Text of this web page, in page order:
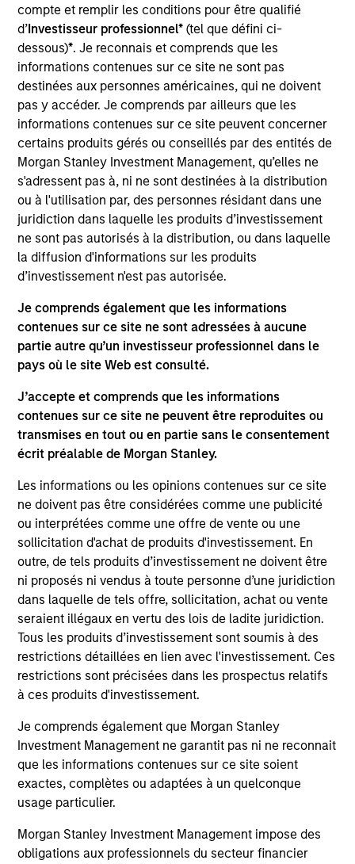
compte et remplir les conditions pour être qualifié
d’Investisseur professionnel*(tel que défini ci-
dessous)*. Je reconnais et comprends que les
informations contenues sur ce site ne sont pas
destinées aux personnes américaines, qui ne doivent
pas y accéder. Je comprends par ailleurs que les
informations contenues sur ce site peuvent concerner
certains produits gérés ou conseillés par des entités de
Morgan Stanley Investment Management, qu’elles ne
s'adressent pas à, ni ne sont destinées à la distribution
ou à l'utilisation par, des personnes résidant dans une
juridiction dans laquelle les produits d’investissement
ne sont pas autorisés à la distribution, ou dans laquelle
la diffusion d'informations sur les produits
d’investissement n'est pas autorisée.
Je comprends également que les informations
contenues sur ce site ne sont adressées à aucune
partie autre qu’un investisseur professionnel dans le
pays où le site Web est consulté.
J’accepte et comprends que les informations
contenues sur ce site ne peuvent être reproduites ou
transmises en tout ou en partie sans le consentement
écrit préalable de Morgan Stanley.
Les informations ou les opinions contenues sur ce site
ne doivent pas être considérées comme une publicité
ou interprétées comme une offre de vente ou une
sollicitation d'achat de produits d'investissement. En
outre, de tels produits d’investissement ne doivent être
ni proposés ni vendus à toute personne d’une juridiction
dans laquelle de tels offre, sollicitation, achat ou vente
seraient illégaux en vertu des lois de ladite juridiction.
Tous les produits d’investissement sont soumis à des
restrictions détaillées en lien avec l'investissement. Ces
restrictions sont précisées dans les prospectus relatifs
à ces produits d'investissement.
Je comprends également que Morgan Stanley
Investment Management ne garantit pas ni ne reconnait
que les informations contenues sur ce site soient
exactes, complètes ou adaptées à un quelconque
usage particulier.
Morgan Stanley Investment Management impose des
obligations aux professionnels du secteur financier
Présentation générale
Objectif d’Investissement
Offrir un taux de rendements totaux attractif.
Approche d’investissement
Nous nous concentrons sur les crédits du marché
intermédiaire ou sur les crédits pour lesquels le
total de la dette en circulation est inférieur à
1 milliard de dollars en utilisant une approche
obligataire de style value. D'après notre
expérience, les émissions sur le marché
intermédiaire, comparées à celles de grandes
entreprises, peuvent apporter des rendements
supérieurs, des coupons plus élevés, des
échéances plus courtes et une volatilité plus
faible, et ce avec des taux de défaut
généralement conformes au marché dans son
ensemble.
La valeur des investissements et les revenus qui
en découlent varieront et rien ne garantit que le
Fonds atteigne ses objectifs d’investissement.
Caractéristiques du fonds
V.L. et Performance